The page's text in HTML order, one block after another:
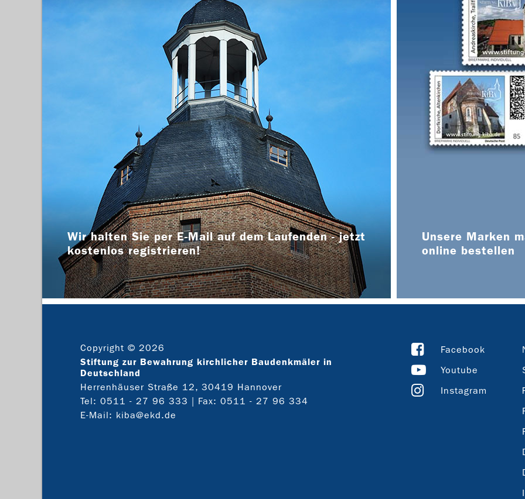
Wir halten Sie per E-Mail auf dem Laufenden - jetzt
kostenlos registrieren!
Unsere Marken
online bestellen
Copyright © 2026
Stiftung zur Bewahrung kirchlicher Baudenkmäler in
Deutschland
Herrenhäuser Straße 12, 30419 Hannover
Tel: 0511 - 27 96 333 | Fax: 0511 - 27 96 334
E-Mail: kiba@ekd.de
Facebook
Youtube
Instagram